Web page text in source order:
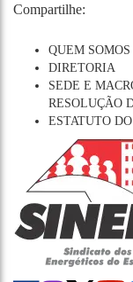
Compartilhe:
QUEM SOMOS
DIRETORIA
SEDE E
RESOLUÇÃO
ESTATUTO